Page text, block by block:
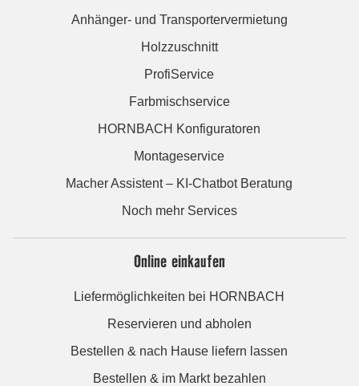
Anhänger- und Transportervermietung
Holzzuschnitt
ProfiService
Farbmischservice
HORNBACH Konfiguratoren
Montageservice
Macher Assistent – KI-Chatbot Beratung
Noch mehr Services
Online einkaufen
Liefermöglichkeiten bei HORNBACH
Reservieren und abholen
Bestellen & nach Hause liefern lassen
Bestellen & im Markt bezahlen